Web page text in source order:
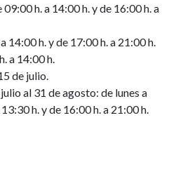
09:00 h. a 14:00 h. y de 16:00 h. a
14:00 h. y de 17:00 h. a 21:00 h.
a 14:00 h.
de julio.
al 31 de agosto: de lunes a
h. y de 16:00 h. a 21:00 h.